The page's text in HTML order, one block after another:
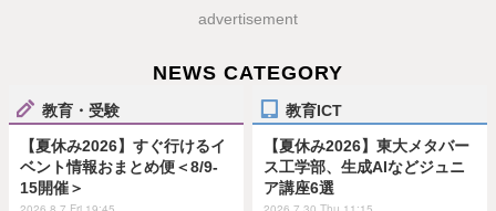
advertisement
NEWS CATEGORY
教育・受験
【夏休み2026】すぐ行けるイ
ベント情報おまとめ便＜8/9-
15開催＞
教育ICT
【夏休み2026】東大メタバー
ス工学部、生成AIなどジュニ
ア講座6選